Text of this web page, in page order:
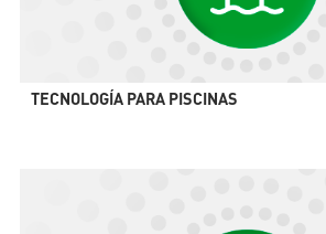
TECNOLOGÍA PARA PISCINAS